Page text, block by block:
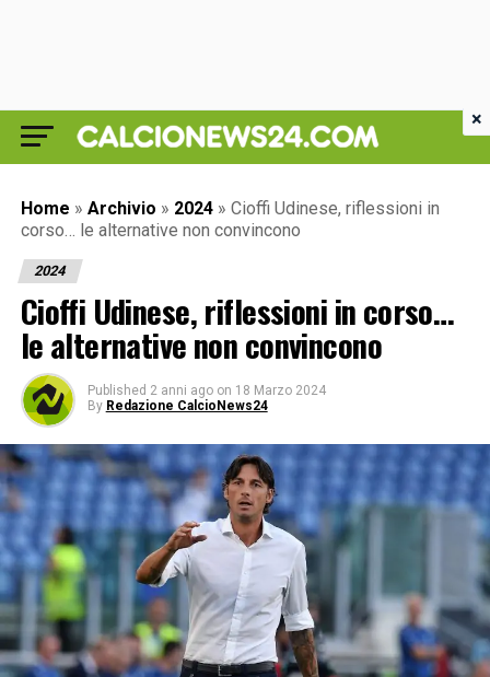
Home » Archivio » 2024 » Cioffi Udinese, riflessioni in
corso… le alternative non convincono
2024
Cioffi Udinese, riflessioni in corso…
le alternative non convincono
Published 2 anni ago on 18 Marzo 2024
By Redazione CalcioNews24
×